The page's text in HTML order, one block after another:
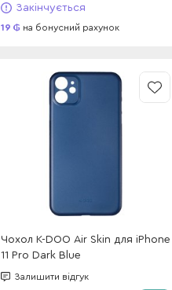
Закінчується
19 на бонусний рахунок
Чохол K-DOO Air Skin для iPhone
11 Pro Dark Blue
Залишити відгук